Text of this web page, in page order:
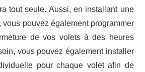
tout seule. Aussi, en installant une
vous pouvez également programmer
de vos volets à des heures
vous pouvez également installer
pour chaque volet afin de